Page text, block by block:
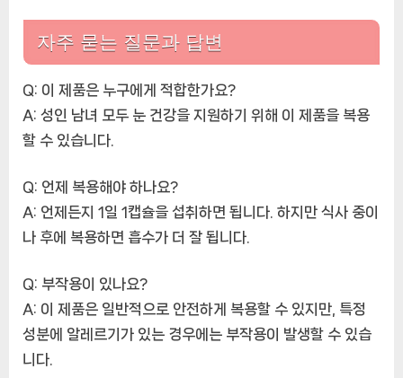
자주 묻는 질문과 답변
Q: 이 제품은 누구에게 적합한가요?
A: 성인 남녀 모두 눈 건강을 지원하기 위해 이 제품을 복용
할 수 있습니다.
Q: 언제 복용해야 하나요?
A: 언제든지 1일 1캡슐을 섭취하면 됩니다. 하지만 식사 중이
나 후에 복용하면 흡수가 더 잘 됩니다.
Q: 부작용이 있나요?
A: 이 제품은 일반적으로 안전하게 복용할 수 있지만, 특정
성분에 알레르기가 있는 경우에는 부작용이 발생할 수 있습
니다.